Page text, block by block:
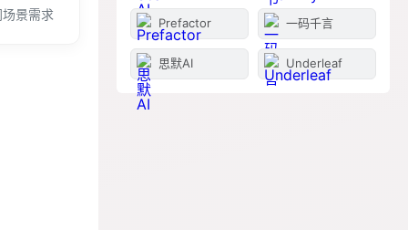
景需求
Prefactor 一码千言
思默AI Underleaf